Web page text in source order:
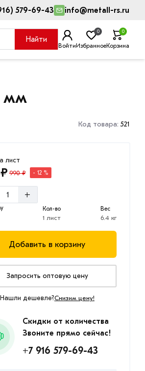
579-69-43 info@metall-rs.ru
Найти
ВойтиИзбранное
0
Корзина
0
мм
Код товара: 521
лист
990 ₽ - 12 %
+
Кол-во
1 лист
Вес
6.4 кг
Добавить в корзину
Запросить оптовую цену
Нашли дешевле?Снизим цену!
Скидки от количества
Звоните прямо сейчас!
+7 916 579-69-43